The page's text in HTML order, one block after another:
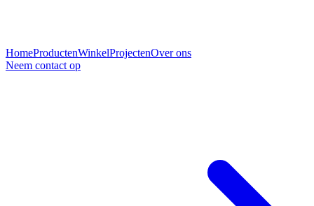
HomeProductenWinkelProjectenOver ons
Neem contact op